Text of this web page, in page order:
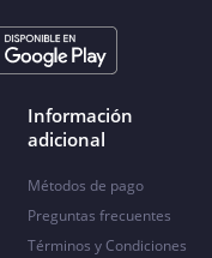
Información
adicional
Métodos de pago
Preguntas frecuentes
Términos y Condiciones